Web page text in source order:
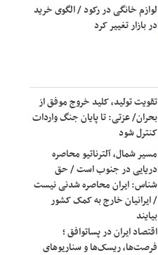
لوازم خانگی در رکود / الگوی خرید
در بازار تغییر کرد
تقویت تولید، کلید خروج موفق از
بحران/ عزتی: تا پایان جنگ واردات
کنترل شود
مسیر شمال، آلترناتیو محاصره
دریایی در جنوب است / حق
شناس: ایران محاصره شدنی نیست
/ ایرانیان خارج به کمک کشور
بیایند
اقتصاد ایران در پساتوافق ؛
فرصت‌ها، ریسک‌ها و سناریوهای